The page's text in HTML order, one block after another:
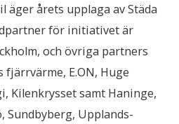
äger årets upplaga av Städa
för initiativet är
och övriga partners
E.ON, Huge
Kilenkrysset samt Haninge,
Sundbyberg, Upplands-